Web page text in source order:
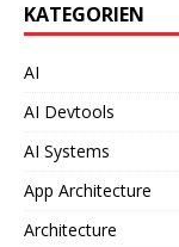
KATEGORIEN
AI
AI Devtools
AI Systems
App Architecture
Architecture